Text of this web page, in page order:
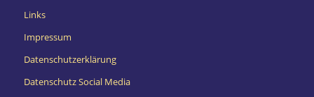
Links
Impressum
Datenschutzerklärung
Datenschutz Social Media